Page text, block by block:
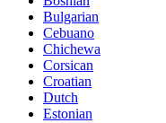
Bulgarian
Cebuano
Chichewa
Corsican
Croatian
Dutch
Estonian